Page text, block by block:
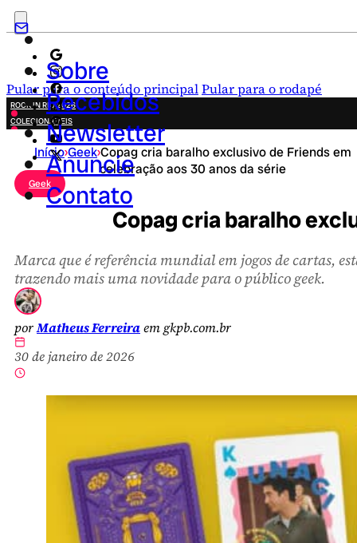
Pular para o conteúdo principalPular para o rodapé
Sobre
Recebidos
Newsletter
Anuncie
Contato
ROCK IN RIO 2026
COLECIONÁVEIS
FESTA JUNINA
NOVIDADES
CAMPANHAS CRIATIVAS
Início›Geek›Copag cria baralho exclusivo de Friends em
celebração aos 30 anos da série
Geek
Copag cria baralho
Marca que é referência mundial em jogos de cartas,
trazendo mais uma novidade para o público geek.
porMatheus Ferreiraem gkpb.com.br
30 de janeiro de 2026